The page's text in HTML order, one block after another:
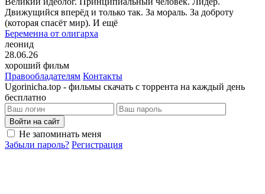
Движущийся вперёд и только так. За мораль. За доброту
(которая спасёт мир). И ещё
Беременна от олигарха
леонид
28.06.26
хороший фильм
Правообладателям Контакты
Ugorinicha.top - фильмы скачать с торрента на каждый день
бесплатно
Войти на сайт
Не запоминать меня
Забыли пароль? Регистрация